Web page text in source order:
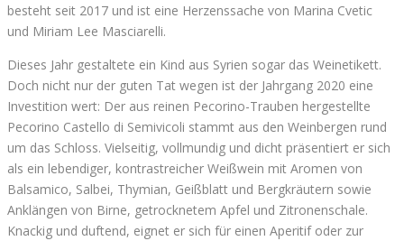
besteht seit 2017 und ist eine Herzenssache von Marina Cvetic
und Miriam Lee Masciarelli.
Dieses Jahr gestaltete ein Kind aus Syrien sogar das Weinetikett.
Doch nicht nur der guten Tat wegen ist der Jahrgang 2020 eine
Investition wert: Der aus reinen Pecorino-Trauben hergestellte
Pecorino Castello di Semivicoli stammt aus den Weinbergen rund
um das Schloss. Vielseitig, vollmundig und dicht präsentiert er sich
als ein lebendiger, kontrastreicher Weißwein mit Aromen von
Balsamico, Salbei, Thymian, Geißblatt und Bergkräutern sowie
Anklängen von Birne, getrocknetem Apfel und Zitronenschale.
Knackig und duftend, eignet er sich für einen Aperitif oder zur